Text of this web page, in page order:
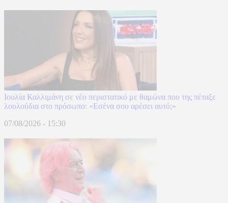
Ιουλία Καλλιμάνη σε νέο περιστατικό με θαμώνα που της πέταξε
λουλούδια στο πρόσωπο: «Εσένα σου αρέσει αυτό;»
07/08/2026 - 15:30